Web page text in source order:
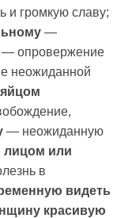
и громкую славу;
—
— опровержение
неожиданной
— неожиданную
лицом или
в
видеть
красивую